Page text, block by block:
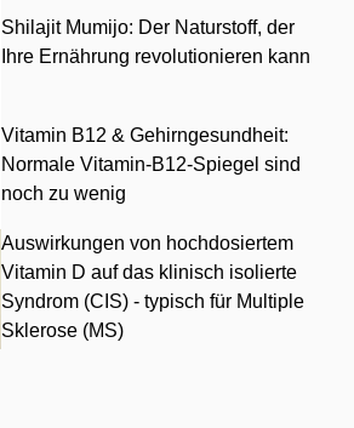
Shilajit Mumijo: Der Naturstoff, der
Ihre Ernährung revolutionieren kann
Vitamin B12 & Gehirngesundheit:
Normale Vitamin-B12-Spiegel sind
noch zu wenig
Auswirkungen von hochdosiertem
Vitamin D auf das klinisch isolierte
Syndrom (CIS) - typisch für Multiple
Sklerose (MS)